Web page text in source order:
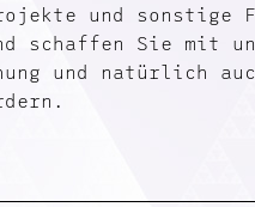
und sonstige
schaffen Sie mit
und natürlich